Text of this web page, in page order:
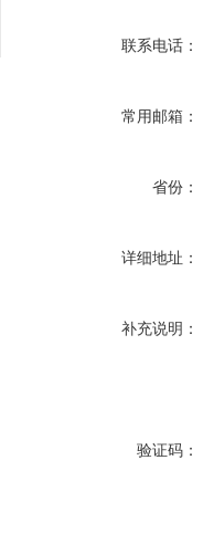
联系电话：
常用邮箱：
省份：
详细地址：
补充说明：
验证码：